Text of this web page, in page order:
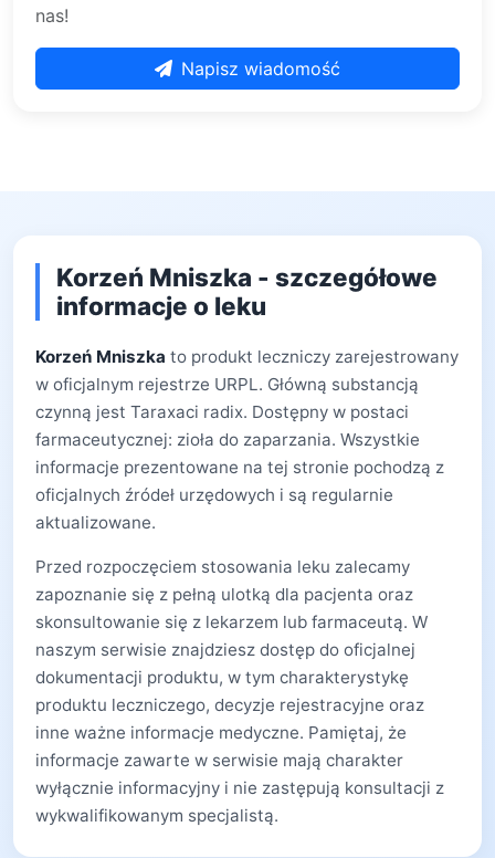
nas!
Napisz wiadomość
Korzeń Mniszka - szczegółowe
informacje o leku
Korzeń Mniszka to produkt leczniczy zarejestrowany
w oficjalnym rejestrze URPL. Główną substancją
czynną jest Taraxaci radix. Dostępny w postaci
farmaceutycznej: zioła do zaparzania. Wszystkie
informacje prezentowane na tej stronie pochodzą z
oficjalnych źródeł urzędowych i są regularnie
aktualizowane.
Przed rozpoczęciem stosowania leku zalecamy
zapoznanie się z pełną ulotką dla pacjenta oraz
skonsultowanie się z lekarzem lub farmaceutą. W
naszym serwisie znajdziesz dostęp do oficjalnej
dokumentacji produktu, w tym charakterystykę
produktu leczniczego, decyzje rejestracyjne oraz
inne ważne informacje medyczne. Pamiętaj, że
informacje zawarte w serwisie mają charakter
wyłącznie informacyjny i nie zastępują konsultacji z
wykwalifikowanym specjalistą.